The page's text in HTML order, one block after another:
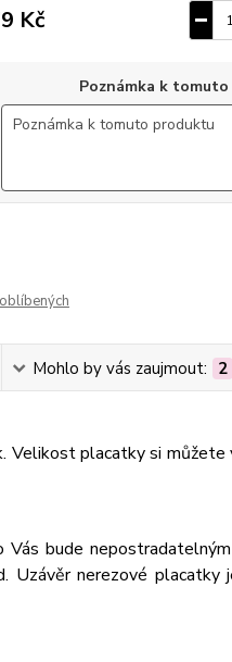
Kč
Poznámka k
Mohlo by vás zaujmout: 2
Velikost placatky si
bude
Uzávěr nerezové placatky